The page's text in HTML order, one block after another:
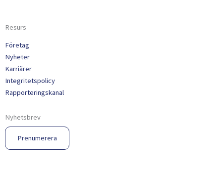
Resurs
Företag
Nyheter
Karriärer
Integritetspolicy
Rapporteringskanal
Nyhetsbrev
Prenumerera